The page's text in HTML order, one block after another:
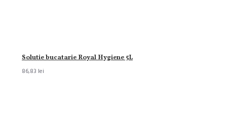
Solutie bucatarie Royal Hygiene 5L
86,83 lei